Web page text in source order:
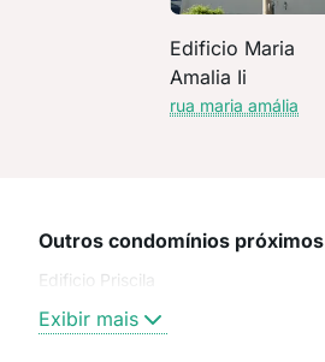
Edificio Maria
Amalia Ii
rua maria amália
Outros condomínios próximos
Edificio Priscila
Exibir mais